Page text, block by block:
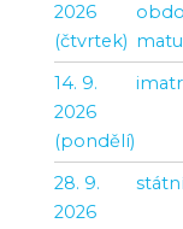
2026
(čtvrtek)
14. 9.
2026
(pondělí)
28. 9.
2026